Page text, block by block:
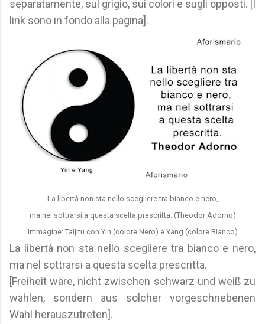
separatamente, sul grigio, sui colori e sugli opposti. [I
link sono in fondo alla pagina].
La libertà non sta nello scegliere tra bianco e nero,
ma nel sottrarsi a questa scelta prescritta. (Theodor Adorno)
Immagine: Taijitu con Yin (colore Nero) e Yang (colore Bianco)
La libertà non sta nello scegliere tra bianco e nero,
ma nel sottrarsi a questa scelta prescritta.
[Freiheit wäre, nicht zwischen schwarz und weiß zu
wählen, sondern aus solcher vorgeschriebenen
Wahl herauszutreten].